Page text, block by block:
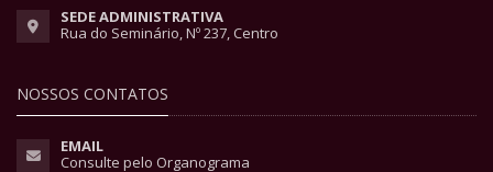
SEDE ADMINISTRATIVA
Rua do Seminário, Nº 237, Centro
NOSSOS CONTATOS
EMAIL
Consulte pelo Organograma